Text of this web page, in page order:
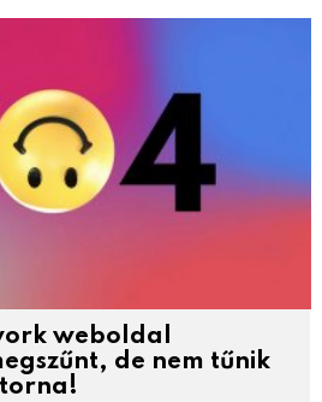
weboldal
de nem tűnik